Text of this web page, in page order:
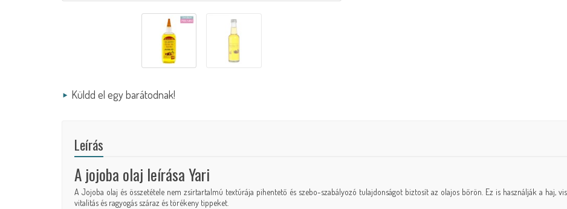
Küldd el egy barátodnak!
Leírás
A jojoba olaj leírása Yari
A Jojoba olaj és összetétele nem zsírtartalmú textúrája pihentető és szebo-szabályozó tulajdonságot biztosít az olajos bőrön. Ez is használják a haj,
vitalitás és ragyogás száraz és törékeny tippeket.